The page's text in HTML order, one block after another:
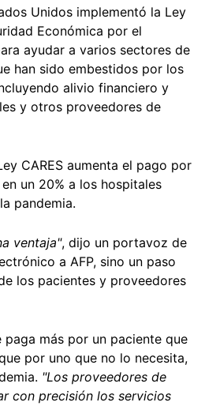
Unidos implementó la Ley
Económica por el
ayudar a varios sectores de
han sido embestidos por los
alivio financiero y
y otros proveedores de
CARES aumenta el pago por
un 20% a los hospitales
pandemia.
ventaja", dijo un portavoz de
a AFP, sino un paso
los pacientes y proveedores
paga más por un paciente que
por uno que no lo necesita,
"Los proveedores de
con precisión los servicios